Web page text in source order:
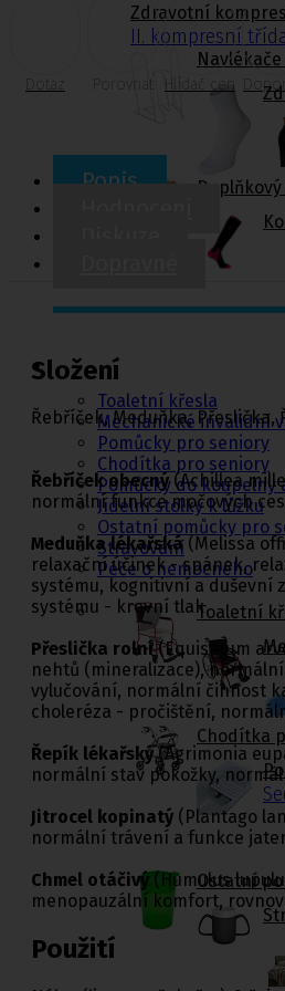
Zdravotní
II. kompresní
sebeobsluhu
Toaletní křesla
Mechanické invalidní
Pomůcky pro seniory
Chodítka pro seniory
Pomůcky do koupelny
Jídelní stolky k lůžku
Ostatní pomůcky pro
Stravování
Péče o nemocného
Toaletní
Chodítka
Ostatní
Dotaz Porovnat Hlídač cen
Popis
Složení
Řebříček, Meduňka, Přeslička,
Řebříček obecný(Achillea
normální funkce močových
Meduňka lékařská(Melissa
relaxační účinek - spánek,
systému, kognitivní a duševní
systému - krevní tlak
Přeslička rolní(Equisetum
nehtů (mineralizace),
vylučování, normální činnost
choleréza - pročištění,
Řepík lékařský(Agrimonia
normální stav pokožky,
Jitrocel kopinatý (Plantago
normální trávení a funkce
Chmel otáčivý (Humulus
menopauzální komfort,
Použití